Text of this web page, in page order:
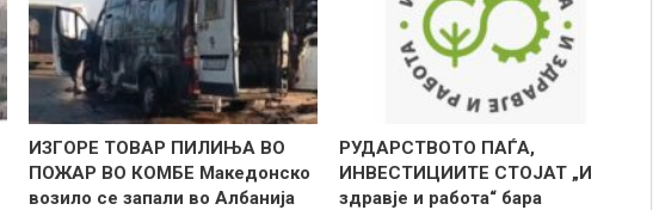
ИЗГОРЕ ТОВАР ПИЛИЊА ВО
ПОЖАР ВО КОМБЕ Македонско
возило се запали во Албанија
РУДАРСТВОТО ПАЃА,
ИНВЕСТИЦИИТЕ СТОЈАТ „И
здравје и работа“ бара